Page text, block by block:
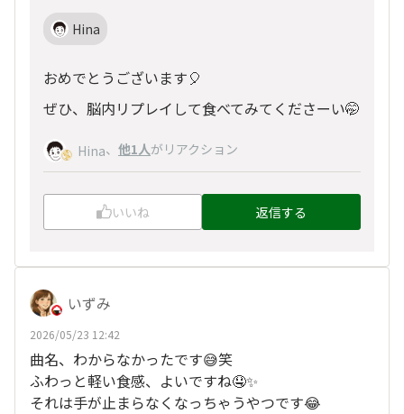
Hina
おめでとうございます🎈
ぜひ、脳内リプレイして食べてみてくださーい🤭
Hina、 他1人がリアクション
いいね 返信する
いずみ
2026/05/23 12:42
曲名、わからなかったです😅笑
ふわっと軽い食感、よいですね🤤✨
それは手が止まらなくなっちゃうやつです😂